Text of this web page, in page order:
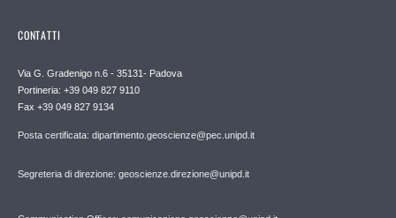
CONTATTI
Via G. Gradenigo n.6 - 35131- Padova
Portineria: +39 049 827 9110
Fax +39 049 827 9134
Posta certificata: dipartimento.geoscienze@pec.unipd.it
Segreteria di direzione: geoscienze.direzione@unipd.it